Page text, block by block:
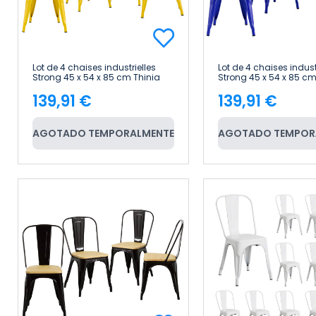
Lot de 4 chaises industrielles
Strong 45 x 54 x 85 cm Thinia
Price
139,91 €
AGOTADO TEMPORALMENTE
Lot de 4 chaises
Strong 45 x 54 x 85
Price
139,91 €
AGOTADO